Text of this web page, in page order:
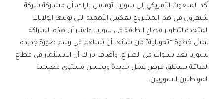
أكد المبعوث الأمريكي إلى سوريا، توماس باراك، أن مشاركة شركة
شيفرون في هذا المشروع تعكس الأهمية التي توليها الولايات
المتحدة لتطوير قطاع الطاقة في سوريا. واعتبر أن هذه الشراكة
تمثل خطوة “تحويلية” من شأنها أن تساهم في رسم صورة جديدة
لسوريا بعد سنوات من الصراع. وأضاف باراك أن الاستثمار في قطاع
الطاقة سيخلق فرص عمل جديدة ويحسن مستوى معيشة
المواطنين السوريين.